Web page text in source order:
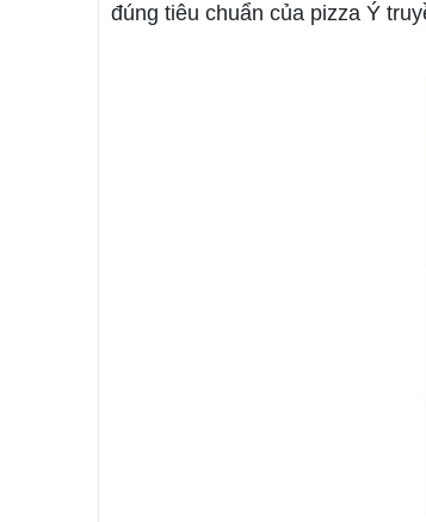
đúng tiêu chuẩn của pizza Ý